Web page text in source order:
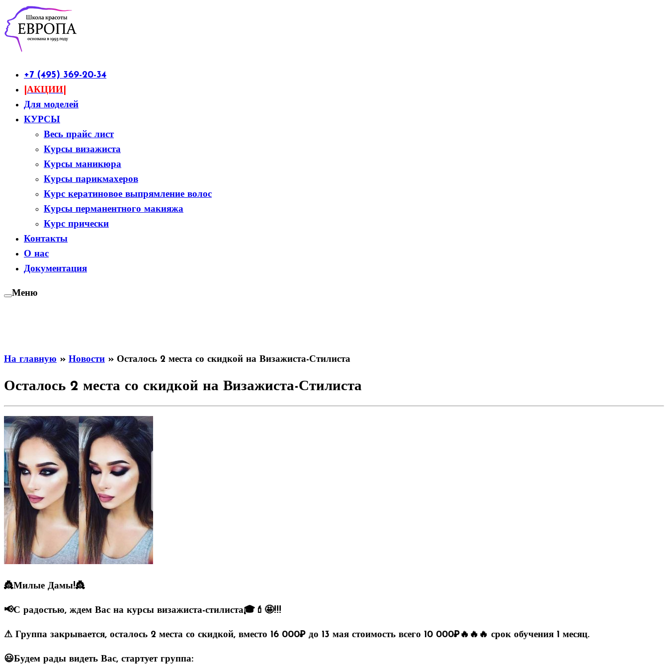
+7 (495) 369-20-34
|АКЦИИ|
Для моделей
КУРСЫ
Весь прайс лист
Курсы визажиста
Курсы маникюра
Курсы парикмахеров
Курс кератиновое выпрямление волос
Курсы перманентного макияжа
Курс прически
Контакты
О нас
Документация
Меню
На главную » Новости » Осталось 2 места со скидкой на Визажиста-Стилиста
Осталось 2 места со скидкой на Визажиста-Стилиста
👸Милые Дамы!👸
📢С радостью, ждем Вас на курсы визажиста-стилиста🎓💄🤩!!!
⚠ Группа закрывается, осталось 2 места со скидкой, вместо 16 000₽ до 13 мая стоимость всего 10 000₽🔥🔥🔥 срок обучения 1 месяц.
😃Будем рады видеть Вас, стартует группа: